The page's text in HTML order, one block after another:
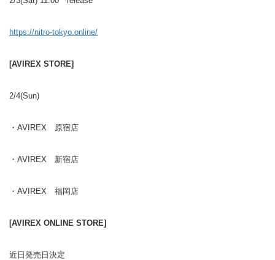
https://nitro-tokyo.online/
[AVIREX STORE]
2/4(Sun)
・AVIREX 原宿店
・AVIREX 新宿店
・AVIREX 福岡店
[AVIREX ONLINE STORE]
近日発売日決定